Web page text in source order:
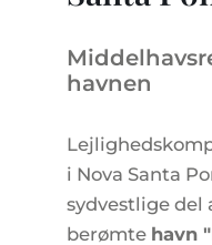
havnen
i Nova Santa
sydvestlige del
berømte havn